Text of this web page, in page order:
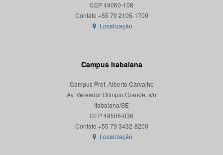
CEP 49060-108
Localização
Campus Itabaiana
Campus Prof. Alberto Carvalho
Av. Vereador Olímpio Grande, s/n
Itabaiana/SE
CEP 49506-036
Localização